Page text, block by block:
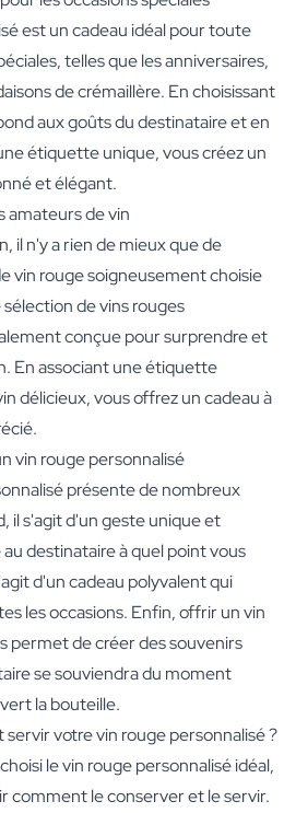
est un cadeau idéal pour toute
telles que les anniversaires,
de crémaillère. En choisissant
aux goûts du destinataire et en
étiquette unique, vous créez un
et élégant.
amateurs de vin
il n'y a rien de mieux que de
vin rouge soigneusement choisie
de vins rouges
conçue pour surprendre et
En associant une étiquette
délicieux, vous offrez un cadeau à
vin rouge personnalisé
présente de nombreux
il s'agit d'un geste unique et
destinataire à quel point vous
d'un cadeau polyvalent qui
les occasions. Enfin, offrir un vin
permet de créer des souvenirs
se souviendra du moment
la bouteille.
votre vin rouge personnalisé ?
le vin rouge personnalisé idéal,
comment le conserver et le servir.